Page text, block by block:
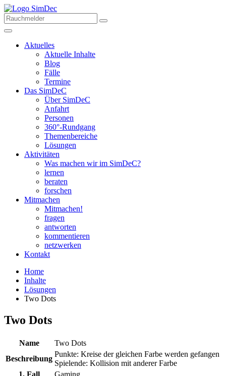
Aktuelles
Aktuelle Inhalte
Blog
Fälle
Termine
Das SimDeC
Über SimDeC
Anfahrt
Personen
360°-Rundgang
Themenbereiche
Lösungen
Aktivitäten
Was machen wir im SimDeC?
lernen
beraten
forschen
Mitmachen
Mitmachen!
fragen
antworten
kommentieren
netzwerken
Kontakt
Home
Inhalte
Lösungen
Two Dots
Two Dots
Name
Two Dots
Beschreibung
Punkte: Kreise der gleichen Farbe werden gefangen
Spielende: Kollision mit anderer Farbe
1. Fall
Gaming